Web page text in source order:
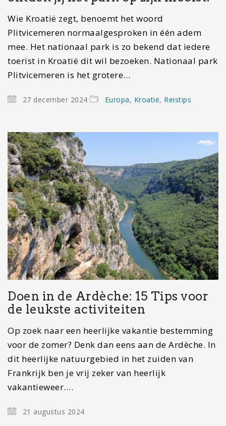
Wie Kroatië zegt, benoemt het woord
Plitvicemeren normaalgesproken in één adem
mee. Het nationaal park is zo bekend dat iedere
toerist in Kroatië dit wil bezoeken. Nationaal park
Plitvicemeren is het grotere…
27 december 2024 Europa, Kroatië, Reistips
Doen in de Ardèche: 15 Tips voor
de leukste activiteiten
Op zoek naar een heerlijke vakantie bestemming
voor de zomer? Denk dan eens aan de Ardèche. In
dit heerlijke natuurgebied in het zuiden van
Frankrijk ben je vrij zeker van heerlijk
vakantieweer.…
21 augustus 2024